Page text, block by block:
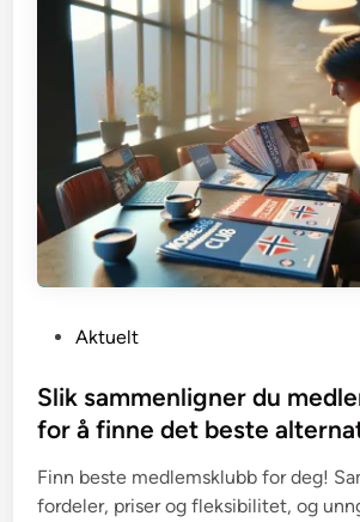
s
t
d
i
Aktuelt
Slik sammenligner du
for å finne det beste
Finn beste medlemsklubb for deg!
fordeler, priser og fleksibilitet, og